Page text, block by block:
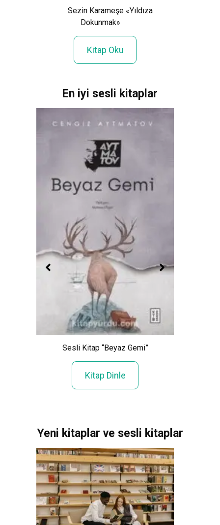
Sezin Karameşe «Yıldıza
Dokunmak»
Kitap Oku
En iyi sesli kitaplar
Sesli Kitap “Beyaz Gemi”
Kitap Dinle
Yeni kitaplar ve sesli kitaplar